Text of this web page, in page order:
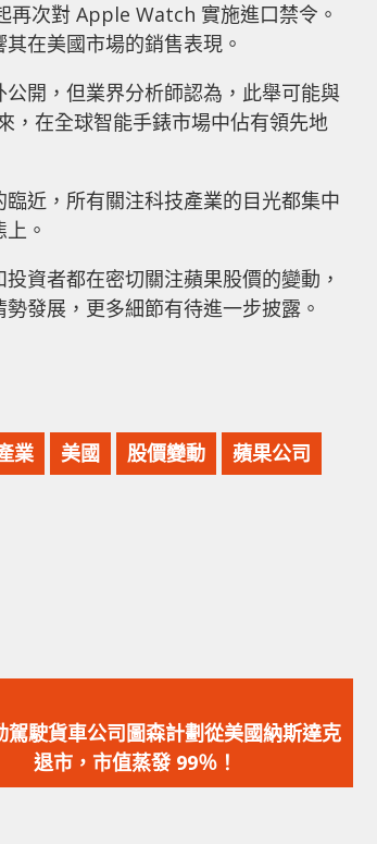
再次對 Apple Watch 實施進口禁令。
在美國市場的銷售表現。
開，但業界分析師認為，此舉可能與
在全球智能手錶市場中佔有領先地
近，所有關注科技產業的目光都集中
。
資者都在密切關注蘋果股價的變動，
發展，更多細節有待進一步披露。
業 美國 股價變動 蘋果公司
一
篇
文
駕駛貨車公司圖森計劃從美國納斯達克
退市，市值蒸發 99％！